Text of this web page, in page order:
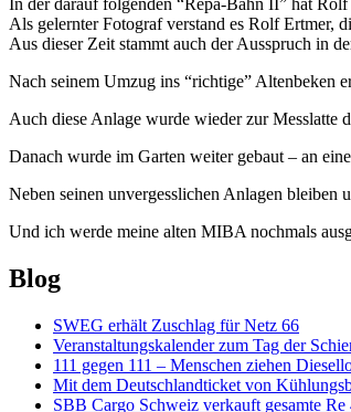
Als gelernter Fotograf verstand es Rolf Ertmer,
Aus dieser Zeit stammt auch der Ausspruch in
Nach seinem Umzug ins “richtige” Altenbeken
Auch diese Anlage wurde wieder zur Messlatte
Danach wurde im Garten weiter gebaut – an
Neben seinen unvergesslichen Anlagen bleiben
Und ich werde meine alten MIBA nochmals
Blog
SWEG erhält Zuschlag für Netz 66
Veranstaltungskalender zum Tag der
111 gegen 111 – Menschen ziehen
Mit dem Deutschlandticket von
SBB Cargo Schweiz verkauft gesamte Re